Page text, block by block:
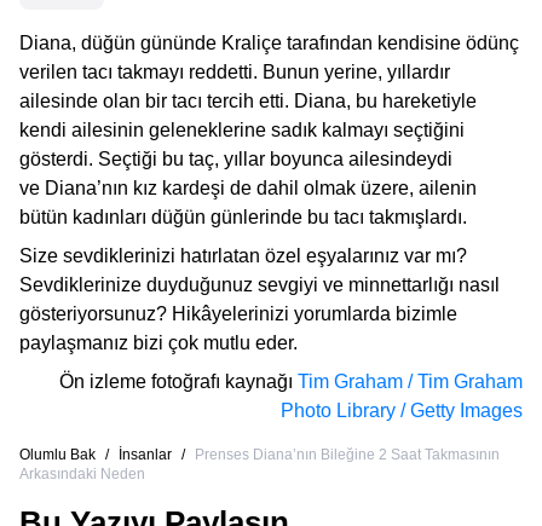
Diana, düğün gününde Kraliçe tarafından kendisine ödünç
verilen tacı takmayı reddetti. Bunun yerine, yıllardır
ailesinde olan bir tacı tercih etti. Diana, bu hareketiyle
kendi ailesinin geleneklerine sadık kalmayı seçtiğini
gösterdi. Seçtiği bu taç, yıllar boyunca ailesindeydi
ve Diana’nın kız kardeşi de dahil olmak üzere, ailenin
bütün kadınları düğün günlerinde bu tacı takmışlardı.
Size sevdiklerinizi hatırlatan özel eşyalarınız var mı?
Sevdiklerinize duyduğunuz sevgiyi ve minnettarlığı nasıl
gösteriyorsunuz? Hikâyelerinizi yorumlarda bizimle
paylaşmanız bizi çok mutlu eder.
Ön izleme fotoğrafı kaynağı Tim Graham / Tim Graham
Photo Library / Getty Images
Olumlu Bak / İnsanlar /
Prenses Diana’nın Bileğine 2 Saat Takmasının
Arkasındaki Neden